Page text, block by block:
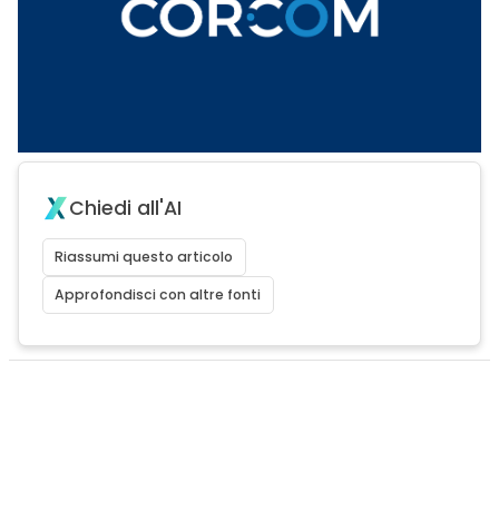
Chiedi all'AI
Riassumi questo articolo
Approfondisci con altre fonti